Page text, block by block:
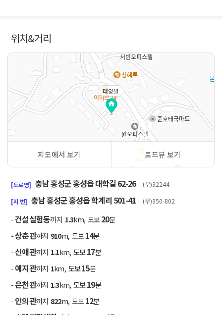
위치&거리
태양빌
지도에서 보기 로드뷰 보기
[도로명] 충남 홍성군 홍성읍 대학길 62-26 (우)32244
[지 번] 충남 홍성군 홍성읍 학계리 501-41 (우)350-802
-건설실험동까지 1.3km, 도보20분
-상춘관까지 910m, 도보14분
-신애관까지 1.1km, 도보17분
-예지관까지 1km, 도보15분
-은천관까지 1.3km, 도보19분
-인의관까지 822m, 도보12분